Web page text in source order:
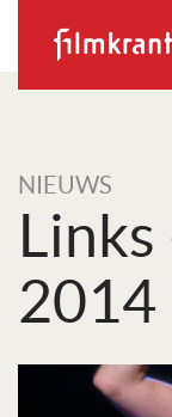
NIEUWS
Links
2014